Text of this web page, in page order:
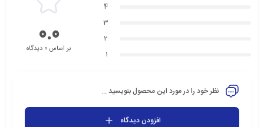
4
3
2
1
0.0بر اساس 0 دیدگاه
نظر خود را در مورد این محصول بنویسید ...
افزودن دیدگاه